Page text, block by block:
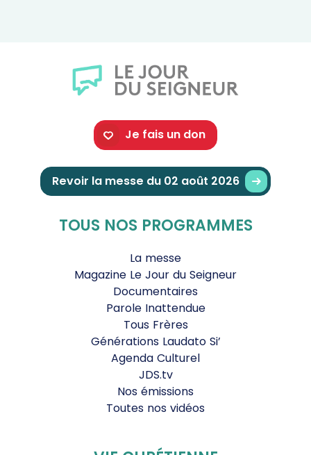
Je fais un don
Revoir la messe du 02 août 2026
TOUS NOS PROGRAMMES
La messe
Magazine Le Jour du Seigneur
Documentaires
Parole Inattendue
Tous Frères
Générations Laudato Si’
Agenda Culturel
JDS.tv
Nos émissions
Toutes nos vidéos